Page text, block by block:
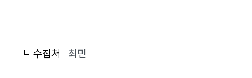
수집처 최민